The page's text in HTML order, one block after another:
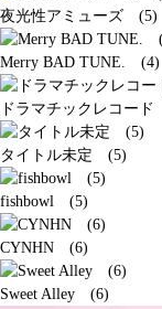
夜光性アミューズ (5)
Merry BAD TUNE. (4)
ドラマチックレコー
タイトル未定 (5)
fishbowl (5)
CYNHN (6)
Sweet Alley (6)